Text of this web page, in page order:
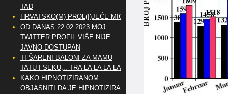
TAD
HRVATSKO(M) PROL(I)JEĆE MIG
OD DANAS 22.02.2023 MOJ
TWITTER PROFIL VIŠE NIJE
JAVNO DOSTUPAN
TI ŠARENI BALONI ZA MAMU
TATU I SEKU,.. TRA LA LA LA LA
KAKO HIPNOTIZIRANOM
OBJASNITI DA JE HIPNOTIZIRAN